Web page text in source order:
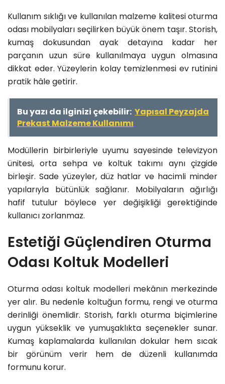
Kullanım sıklığı ve kullanılan malzeme kalitesi oturma
odası mobilyaları seçilirken büyük önem taşır. Storish,
kumaş dokusundan ayak detayına kadar her
parçanın uzun süre kullanılmaya uygun olmasına
dikkat eder. Yüzeylerin kolay temizlenmesi ev rutinini
pratik hâle getirir.
Bu yazı da ilginizi çekebilir: Yapısal Peyzajda
Prekast Malzeme Kullanımı
Modüllerin birbirleriyle uyumu sayesinde televizyon
ünitesi, orta sehpa ve koltuk takımı aynı çizgide
birleşir. Sade yüzeyler, düz hatlar ve hacimli minder
yapılarıyla bütünlük sağlanır. Mobilyaların ağırlığı
hafif tutulur böylece yer değişikliği gerektiğinde
kullanıcı zorlanmaz.
Estetiği Güçlendiren Oturma
Odası Koltuk Modelleri
Oturma odası koltuk modelleri mekânın merkezinde
yer alır. Bu nedenle koltuğun formu, rengi ve oturma
derinliği önemlidir. Storish, farklı oturma biçimlerine
uygun yükseklik ve yumuşaklıkta seçenekler sunar.
Kumaş kaplamalarda kullanılan dokular hem sıcak
bir görünüm verir hem de düzenli kullanımda
formunu korur.